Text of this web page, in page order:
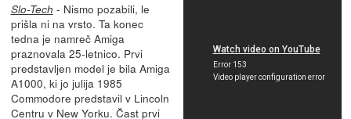
Slo-Tech - Nismo pozabili, le
prišla ni na vrsto. Ta konec
tedna je namreč Amiga
praznovala 25-letnico. Prvi
predstavljen model je bila Amiga
A1000, ki jo julija 1985
Commodore predstavil v Lincoln
Centru v New Yorku. Čast prvi